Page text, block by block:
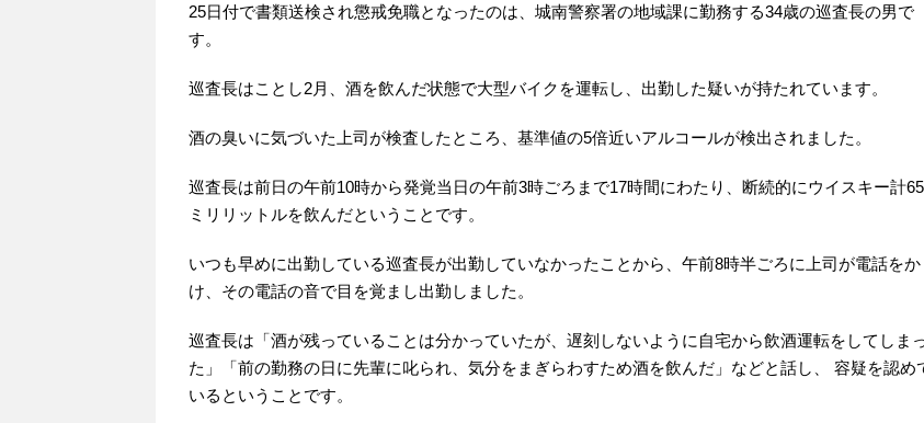
25日付で書類送検され懲戒免職となったのは、城南警察署の地域課に勤務する34歳の巡査長の男で
す。
巡査長はことし2月、酒を飲んだ状態で大型バイクを運転し、出勤した疑いが持たれています。
酒の臭いに気づいた上司が検査したところ、基準値の5倍近いアルコールが検出されました。
巡査長は前日の午前10時から発覚当日の午前3時ごろまで17時間にわたり、断続的にウイスキー計
ミリリットルを飲んだということです。
いつも早めに出勤している巡査長が出勤していなかったことから、午前8時半ごろに上司が電話をか
け、その電話の音で目を覚まし出勤しました。
巡査長は「酒が残っていることは分かっていたが、遅刻しないように自宅から飲酒運転をしてしま
た」「前の勤務の日に先輩に叱られ、気分をまぎらわすため酒を飲んだ」などと話し、 容疑を認め
いるということです。